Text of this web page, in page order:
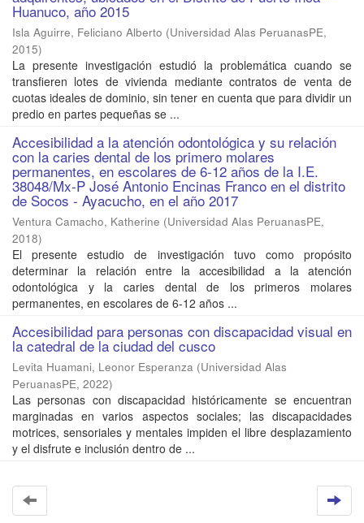
Huanuco, año 2015
Isla Aguirre, Feliciano Alberto (Universidad Alas PeruanasPE,
2015)
La presente investigación estudió la problemática cuando se
transfieren lotes de vivienda mediante contratos de venta de
cuotas ideales de dominio, sin tener en cuenta que para dividir un
predio en partes pequeñas se ...
Accesibilidad a la atención odontológica y su relación
con la caries dental de los primero molares
permanentes, en escolares de 6-12 años de la I.E.
38048/Mx-P José Antonio Encinas Franco en el distrito
de Socos - Ayacucho, en el año 2017
Ventura Camacho, Katherine (Universidad Alas PeruanasPE,
2018)
El presente estudio de investigación tuvo como propósito
determinar la relación entre la accesibilidad a la atención
odontológica y la caries dental de los primeros molares
permanentes, en escolares de 6-12 años ...
Accesibilidad para personas con discapacidad visual en
la catedral de la ciudad del cusco
Levita Huamani, Leonor Esperanza (Universidad Alas
PeruanasPE, 2022)
Las personas con discapacidad históricamente se encuentran
marginadas en varios aspectos sociales; las discapacidades
motrices, sensoriales y mentales impiden el libre desplazamiento
y el disfrute e inclusión dentro de ...